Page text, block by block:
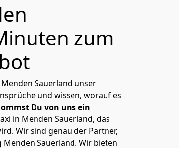
zum
Sauerland unser
und wissen, worauf es
Du von uns ein
in Menden Sauerland, das
Wir sind genau der Partner,
Sauerland. Wir bieten